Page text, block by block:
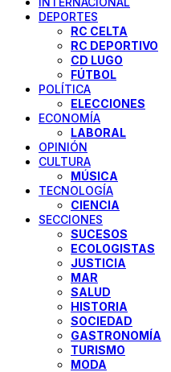
DEPORTES
RC CELTA
RC DEPORTIVO
CD LUGO
FÚTBOL
POLÍTICA
ELECCIONES
ECONOMÍA
LABORAL
OPINIÓN
CULTURA
MÚSICA
TECNOLOGÍA
CIENCIA
SECCIONES
SUCESOS
ECOLOGISTAS
JUSTICIA
MAR
SALUD
HISTORIA
SOCIEDAD
GASTRONOMÍA
TURISMO
MODA